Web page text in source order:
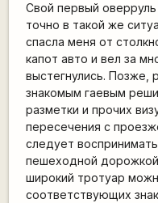
Свой первый
точно в такой же
спасла меня от
капот авто и вел за
выстегнулись. Позже,
знакомым гаевым
разметки и прочих
пересечения с
следует
пешеходной
широкий тротуар
соответствующих